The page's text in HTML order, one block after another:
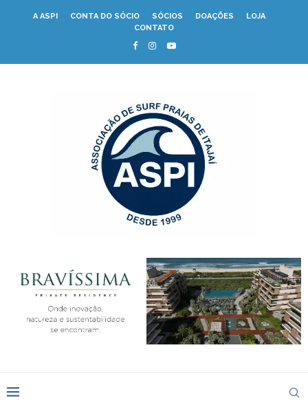
A ASPI CONTA DO SÓCIO SÓCIOS DOAÇÕES
LOJA
CONTATO